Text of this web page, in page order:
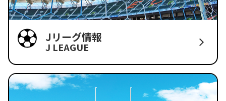
Jリーグ情報
J LEAGUE